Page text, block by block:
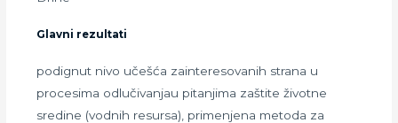
Glavni rezultati
podignut nivo učešća zainteresovanih strana u
procesima odlučivanjau pitanjima zaštite životne
sredine (vodnih resursa), primenjena metoda za